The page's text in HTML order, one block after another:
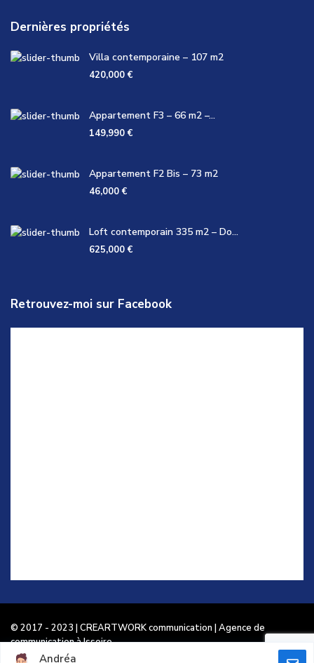
Dernières propriétés
Villa contemporaine – 107 m2
420,000 €
Appartement F3 – 66 m2 –...
149,990 €
Appartement F2 Bis – 73 m2
46,000 €
Loft contemporain 335 m2 – Do...
625,000 €
Retrouvez-moi sur Facebook
© 2017 - 2023 | CREARTWORK communication | Agence de
communication à Issoire.
Andréa